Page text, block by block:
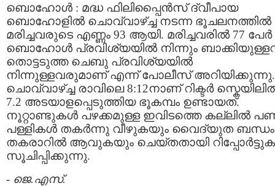
ബൊഹോൾ : മദ്ധ ഫിലിപ്പൈൻസ് ദ്വീപായ
ബൊഹോളിൽ ചൊവ്വാഴ്ച്ച നടന്ന ഭൂചലനത്തിൽ
മരിച്ചവരുടെ എണ്ണം 93 ആയി. മരിച്ചവരിൽ 77 പേർ
ബൊഹോൾ പ്രവിശ്യയിൽ നിന്നും
തൊട്ടടുത്ത ചെബു പ്രവിശ്യയിൽ
നിന്നുള്ളവരുമാണ് എന്ന് പോലീസ് അറിയിക്കുന്നു.
ചൊവ്വാഴ്ച്ച രാവിലെ 8:12നാണ് റിക്ടർ
7.2 അടയാളപ്പെടുത്തിയ ഭൂകമ്പം ഉണ്ടായത്.
നൂറ്റാണ്ടുകൾ പഴക്കമുള്ള ഇവിടത്തെ കല്ലിൽ
പള്ളികൾ തകർന്നു വീഴുകയും വൈദ്യുത ബന്ധം
തകരാറിൽ ആവുകയും ചെയ്തതായി
സൂചിപ്പിക്കുന്നു.
- ജെ.എസ്.